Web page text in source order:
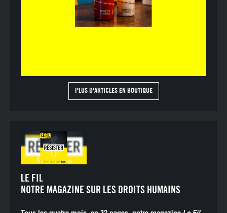
PLUS D'ARTICLES EN BOUTIQUE
LE FIL
NOTRE MAGAZINE SUR LES DROITS HUMAINS